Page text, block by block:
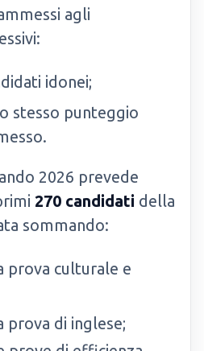
agli
idonei;
stesso punteggio
2026 prevede
270 candidati della
sommando:
prova culturale e
prova di inglese;